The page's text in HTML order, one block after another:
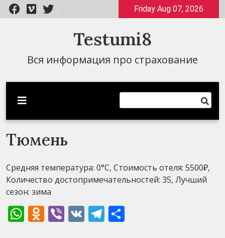
Перейти
к
Friday Aug 07, 2026
Testumi8
Вся информация про страхование
Тюмень
Средняя температура: 0°C, Стоимость отеля: 5500₽,
Количество достопримечательностей: 35, Лучший
сезон: зима
WhatsApp
Odnoklassniki
Viber
VK Telegram